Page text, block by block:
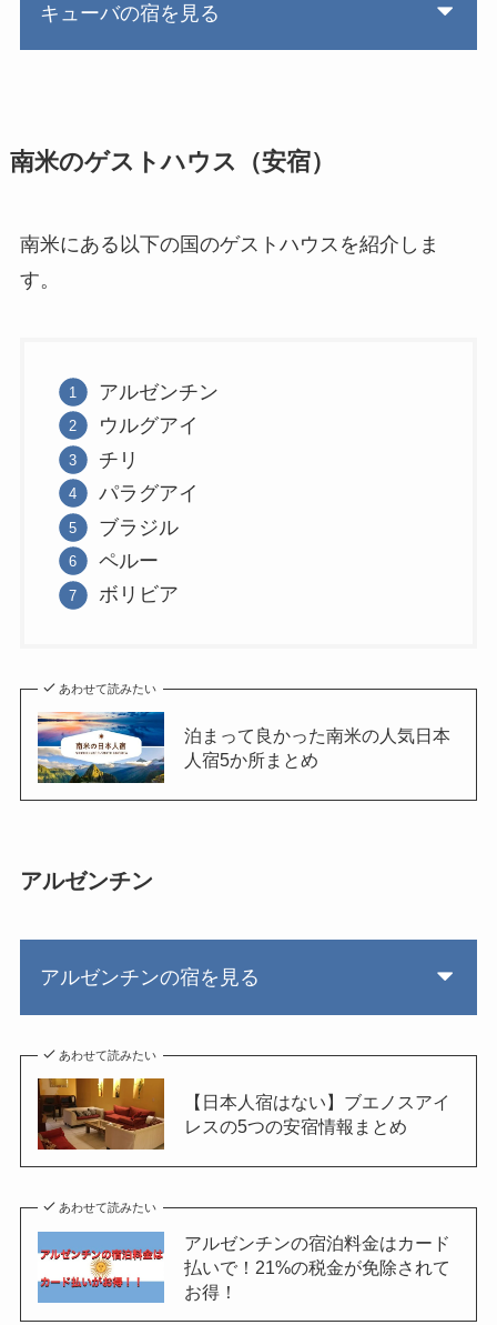
キューバの宿を見る
南米のゲストハウス（安宿）
南米にある以下の国のゲストハウスを紹介しま
す。
アルゼンチン
ウルグアイ
チリ
パラグアイ
ブラジル
ペルー
ボリビア
あわせて読みたい
泊まって良かった南米の人気日本
人宿5か所まとめ
アルゼンチン
アルゼンチンの宿を見る
あわせて読みたい
【日本人宿はない】ブエノスアイ
レスの5つの安宿情報まとめ
あわせて読みたい
アルゼンチンの宿泊料金はカード
払いで！21%の税金が免除されて
お得！